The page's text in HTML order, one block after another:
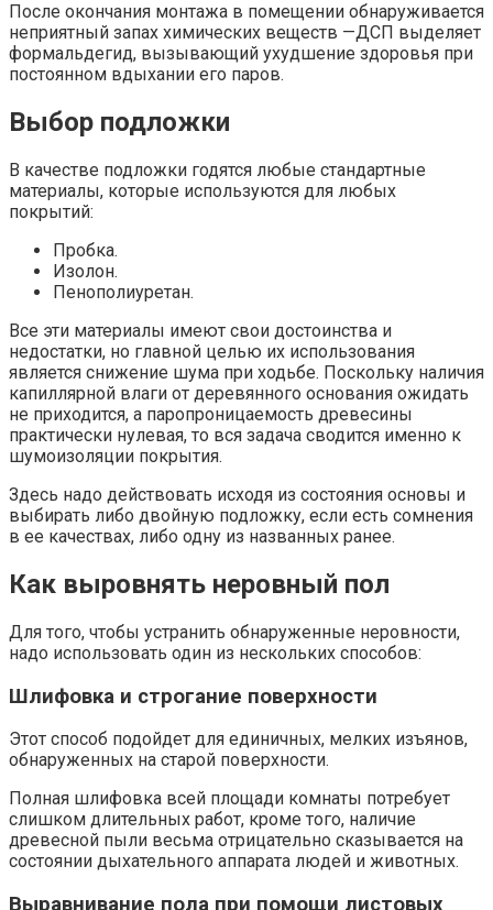
После окончания монтажа в помещении обнаруживается
неприятный запах химических веществ —ДСП выделяет
формальдегид, вызывающий ухудшение здоровья при
постоянном вдыхании его паров.
Выбор подложки
В качестве подложки годятся любые стандартные
материалы, которые используются для любых
покрытий:
Пробка.
Изолон.
Пенополиуретан.
Все эти материалы имеют свои достоинства и
недостатки, но главной целью их использования
является снижение шума при ходьбе. Поскольку наличия
капиллярной влаги от деревянного основания ожидать
не приходится, а паропроницаемость древесины
практически нулевая, то вся задача сводится именно к
шумоизоляции покрытия.
Здесь надо действовать исходя из состояния основы и
выбирать либо двойную подложку, если есть сомнения
в ее качествах, либо одну из названных ранее.
Как выровнять неровный пол
Для того, чтобы устранить обнаруженные неровности,
надо использовать один из нескольких способов:
Шлифовка и строгание поверхности
Этот способ подойдет для единичных, мелких изъянов,
обнаруженных на старой поверхности.
Полная шлифовка всей площади комнаты потребует
слишком длительных работ, кроме того, наличие
древесной пыли весьма отрицательно сказывается на
состоянии дыхательного аппарата людей и животных.
Выравнивание пола при помощи листовых